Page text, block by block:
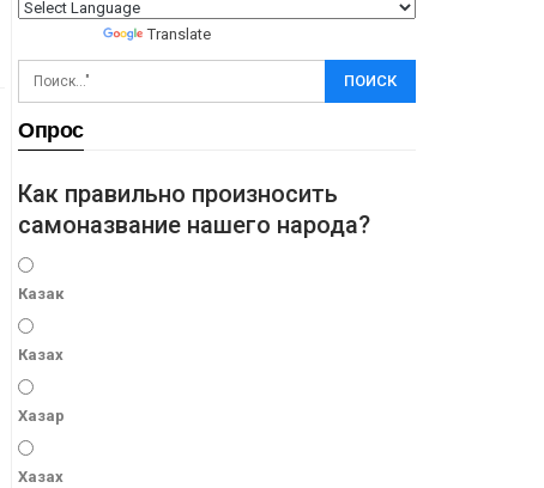
Translate
Опрос
Как правильно произносить
самоназвание нашего народа?
Казак
Казах
Хазар
Хазах